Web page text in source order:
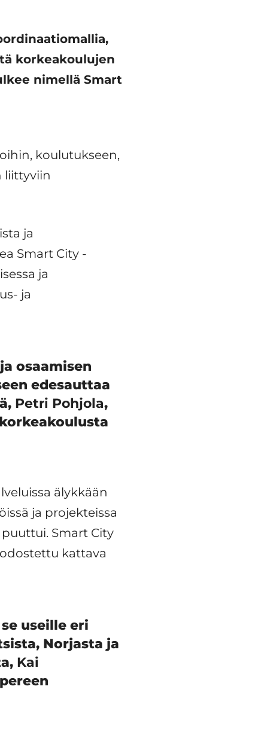
korkeakoulujen
nimellä Smart
koulutukseen,
liittyviin
ja
Smart City -
ja
ja
osaamisen
edesauttaa
Petri Pohjola,
älykkään
ja projekteissa
Smart City
kattava
useille eri
Norjasta ja
Kai